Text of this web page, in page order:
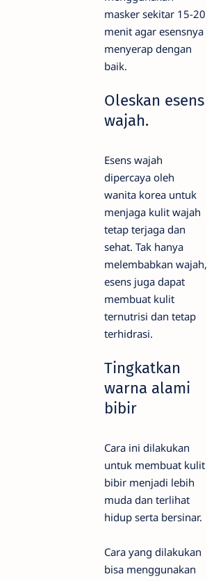
masker sekitar 15-20
menit agar esensnya
menyerap dengan
baik.
Oleskan esens
wajah.
Esens wajah
dipercaya oleh
wanita korea untuk
menjaga kulit wajah
tetap terjaga dan
sehat. Tak hanya
melembabkan wajah,
esens juga dapat
membuat kulit
ternutrisi dan tetap
terhidrasi.
Tingkatkan
warna alami
bibir
Cara ini dilakukan
untuk membuat kulit
bibir menjadi lebih
muda dan terlihat
hidup serta bersinar.
Cara yang dilakukan
bisa menggunakan